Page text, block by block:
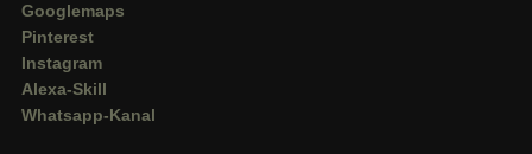
Googlemaps
Pinterest
Instagram
Alexa-Skill
Whatsapp-Kanal